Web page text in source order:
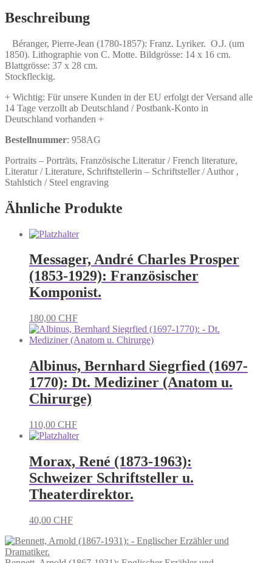
Franz.
Lyriker.
Beschreibung
Béranger, Pierre-Jean (1780-1857): Franz. Lyriker. O.J. (um
1850). Lithographie von C. Motte. Bildgrösse: 14 x 16 cm.
Blattgrösse: 37 x 28 cm.
Stockfleckig.
+ Wichtig: Für unsere Kunden in der EU erfolgt der Versand alle
14 Tage verzollt ab Deutschland / Postbank-Konto in
Deutschland vorhanden +
Bestellnummer: 958AG
Portraits – Porträts, Französische Literatur / French literature,
Literatur / Literature, Schriftstellerin – Schriftsteller / Author ,
Stahlstich / Steel engraving
Ähnliche Produkte
Messager, André Charles Prosper
(1853-1929): Französischer
Komponist.
180,00 CHF
Albinus, Bernhard Siegrfied (1697-
1770): Dt. Mediziner (Anatom u.
Chirurge)
110,00 CHF
Morax, René (1873-1963):
Schweizer Schriftsteller u.
Theaterdirektor.
40,00 CHF